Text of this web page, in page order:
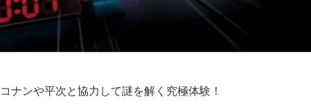
ナンや平次と協力して謎を解く究極体験！